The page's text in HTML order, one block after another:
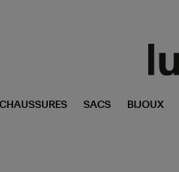
CHAUSSURES SACS BIJOUX